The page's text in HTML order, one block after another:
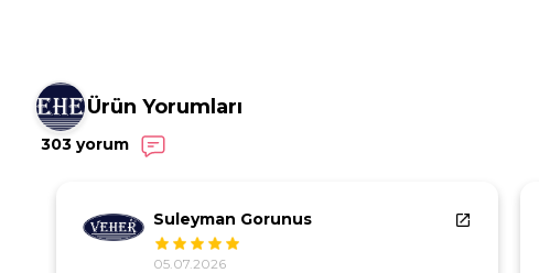
Ürün Yorumları
303 yorum
Suleyman Gorunus
05.07.2026